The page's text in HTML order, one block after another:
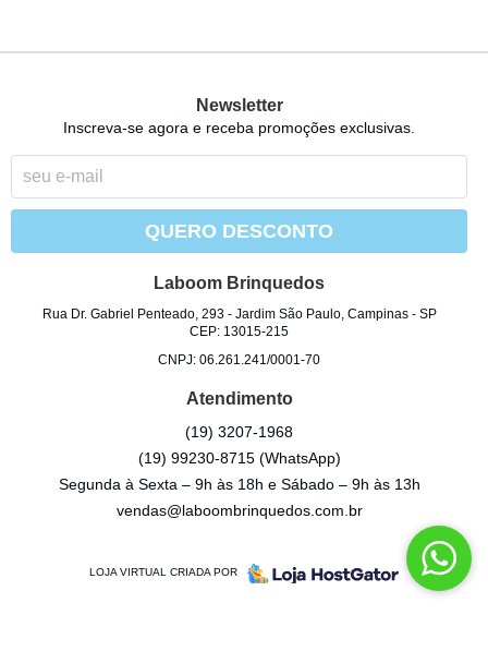
Newsletter
Inscreva-se agora e receba promoções exclusivas.
QUERO DESCONTO
Laboom Brinquedos
Rua Dr. Gabriel Penteado, 293- Jardim São Paulo, Campinas- SP
CEP: 13015-215
CNPJ: 06.261.241/0001-70
Atendimento
(19) 3207-1968
(19) 99230-8715 (WhatsApp)
Segunda à Sexta – 9h às 18h e Sábado – 9h às 13h
vendas@laboombrinquedos.com.br
LOJA VIRTUAL CRIADA POR